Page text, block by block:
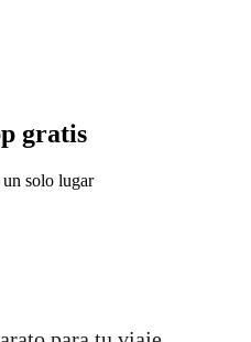
gratis
un solo lugar